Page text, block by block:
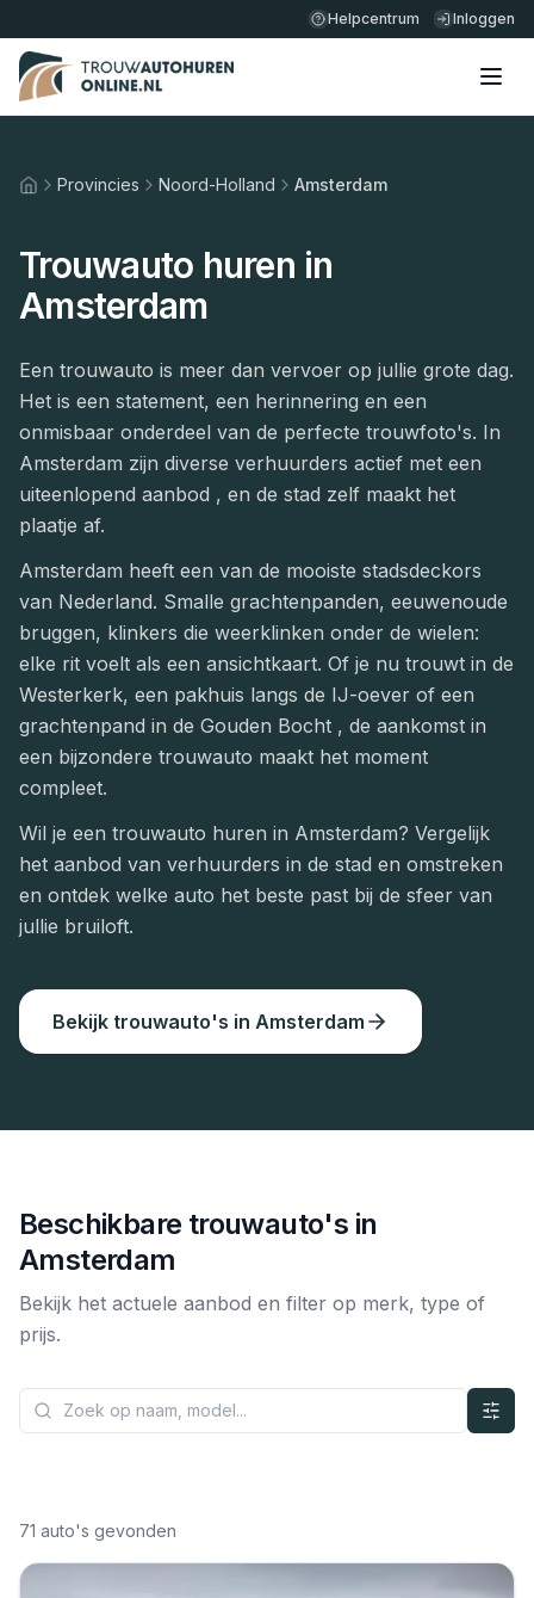
Helpcentrum Inloggen
HomeProvincies Noord-Holland Amsterdam
Trouwauto huren in
Amsterdam
Een trouwauto is meer dan vervoer op jullie grote dag.
Het is een statement, een herinnering en een
onmisbaar onderdeel van de perfecte trouwfoto's. In
Amsterdam zijn diverse verhuurders actief met een
uiteenlopend aanbod , en de stad zelf maakt het
plaatje af.
Amsterdam heeft een van de mooiste stadsdeckors
van Nederland. Smalle grachtenpanden, eeuwenoude
bruggen, klinkers die weerklinken onder de wielen:
elke rit voelt als een ansichtkaart. Of je nu trouwt in de
Westerkerk, een pakhuis langs de IJ-oever of een
grachtenpand in de Gouden Bocht , de aankomst in
een bijzondere trouwauto maakt het moment
compleet.
Wil je een trouwauto huren in Amsterdam? Vergelijk
het aanbod van verhuurders in de stad en omstreken
en ontdek welke auto het beste past bij de sfeer van
jullie bruiloft.
Bekijk trouwauto's in Amsterdam
Beschikbare trouwauto's in
Amsterdam
Bekijk het actuele aanbod en filter op merk, type of
prijs.
71 auto's gevonden